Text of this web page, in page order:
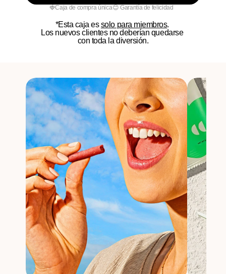
🍓Caja de compra única😊 Garantía de felicidad
*Esta caja es solo para miembros.
Los nuevos clientes no deberían quedarse
con toda la diversión.